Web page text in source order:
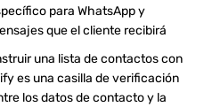
para WhatsApp y
que el cliente recibirá
una lista de contactos con
es una casilla de verificación
los datos de contacto y la